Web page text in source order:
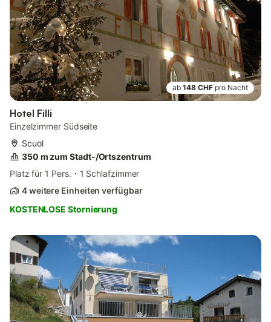
ab 148 CHF pro Nacht
Hotel Filli
Einzelzimmer Südseite
Scuol
350 m zum Stadt-/Ortszentrum
Platz für 1 Pers.
1 Schlafzimmer
4 weitere Einheiten verfügbar
KOSTENLOSE Stornierung